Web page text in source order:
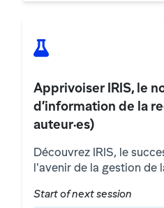
Apprivoiser IRIS, le
d’information de la
auteur·es)
Découvrez IRIS, le
l'avenir de la gestion de
Start of next session